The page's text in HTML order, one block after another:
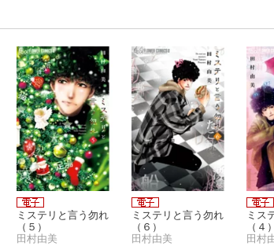
ミステリと言う勿れ
（５）
田村由美
ミステリと言う勿れ
（６）
田村由美
ミス
（４）
田村